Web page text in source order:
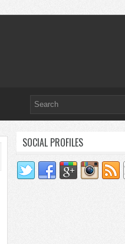
SOCIAL PROFILES